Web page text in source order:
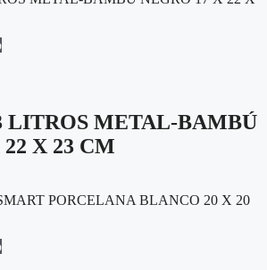
LITROS METAL-BAMBÚ
X 23 CM